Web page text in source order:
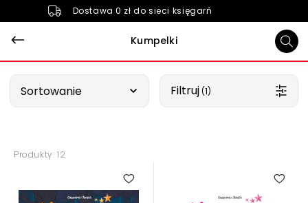
Dostawa 0 zł do sieci księgarń
Kumpelki
Sortowanie Filtruj (1)
Produkty: 12